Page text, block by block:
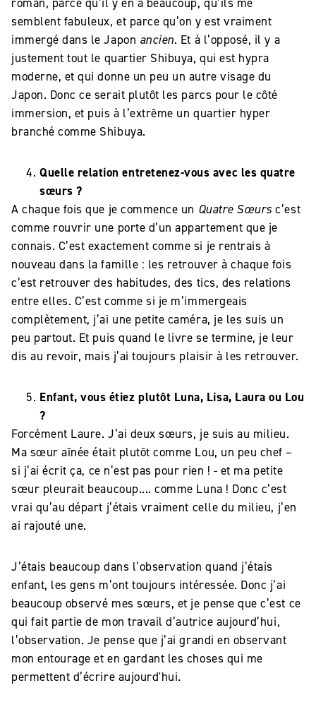
semblent fabuleux, et parce qu’on y est vraiment
immergé dans le Japon ancien. Et à l’opposé, il y a
justement tout le quartier Shibuya, qui est hypra
moderne, et qui donne un peu un autre visage du
Japon. Donc ce serait plutôt les parcs pour le côté
immersion, et puis à l’extrême un quartier hyper
branché comme Shibuya.
Quelle relation entretenez-vous avec les quatre
sœurs ?
A chaque fois que je commence un Quatre Sœurs c’est
comme rouvrir une porte d’un appartement que je
connais. C’est exactement comme si je rentrais à
nouveau dans la famille : les retrouver à chaque fois
c’est retrouver des habitudes, des tics, des relations
entre elles. C’est comme si je m’immergeais
complètement, j’ai une petite caméra, je les suis un
peu partout. Et puis quand le livre se termine, je leur
dis au revoir, mais j’ai toujours plaisir à les retrouver.
Enfant, vous étiez plutôt Luna, Lisa, Laura ou Lou
?
Forcément Laure. J’ai deux sœurs, je suis au milieu.
Ma sœur aînée était plutôt comme Lou, un peu chef –
si j’ai écrit ça, ce n’est pas pour rien ! - et ma petite
sœur pleurait beaucoup.... comme Luna ! Donc c’est
vrai qu’au départ j’étais vraiment celle du milieu, j’en
ai rajouté une.
J’étais beaucoup dans l’observation quand j’étais
enfant, les gens m’ont toujours intéressée. Donc j’ai
beaucoup observé mes sœurs, et je pense que c’est ce
qui fait partie de mon travail d’autrice aujourd’hui,
l’observation. Je pense que j’ai grandi en observant
mon entourage et en gardant les choses qui me
permettent d’écrire aujourd'hui.